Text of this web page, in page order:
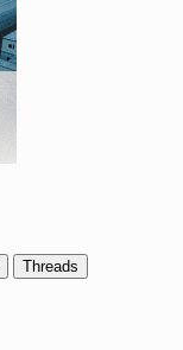
Threads